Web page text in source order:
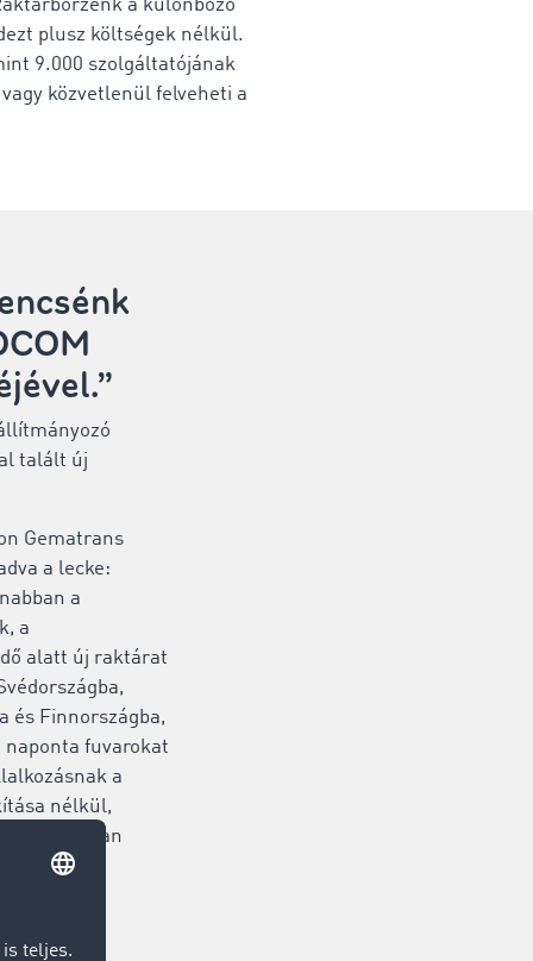
a különböző
plusz költségek nélkül.
9.000 szolgáltatójának
közvetlenül felveheti a
talált új
Gematrans
a lecke:
a
a
alatt új raktárat
és Finnországba,
fuvarokat
a
nélkül,
és gyorsan
találnia.